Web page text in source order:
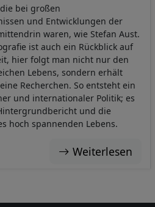
bei großen
und Entwicklungen der
waren, wie Stefan Aust.
ist auch ein Rückblick auf
hier folgt man nicht nur den
Lebens, sondern erhält
Recherchen. So entsteht ein
und internationaler Politik; es
und die
hoch spannenden Lebens.
Weiterlesen